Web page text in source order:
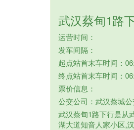
武汉蔡甸1路
运营时间：
发车间隔：
起点站首末车时间：
终点站首末车时间：
票价信息：
公交公司：武汉蔡城
武汉蔡甸1路下行是从
湖大道知音人家小区,